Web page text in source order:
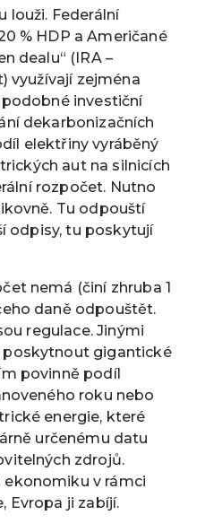
louži. Federální
% HDP a Američané
dealu“ (IRA –
využívají zejména
investiční
dekarbonizačních
elektřiny vyráběný
aut na silnicích
rozpočet. Nutno
Tu odpouští
odpisy, tu poskytují
nemá (činí zhruba 1
daně odpouštět.
regulace. Jinými
poskytnout gigantické
povinně podíl
roku nebo
energie, které
určenému datu
zdrojů.
v rámci
Evropa ji zabíjí.